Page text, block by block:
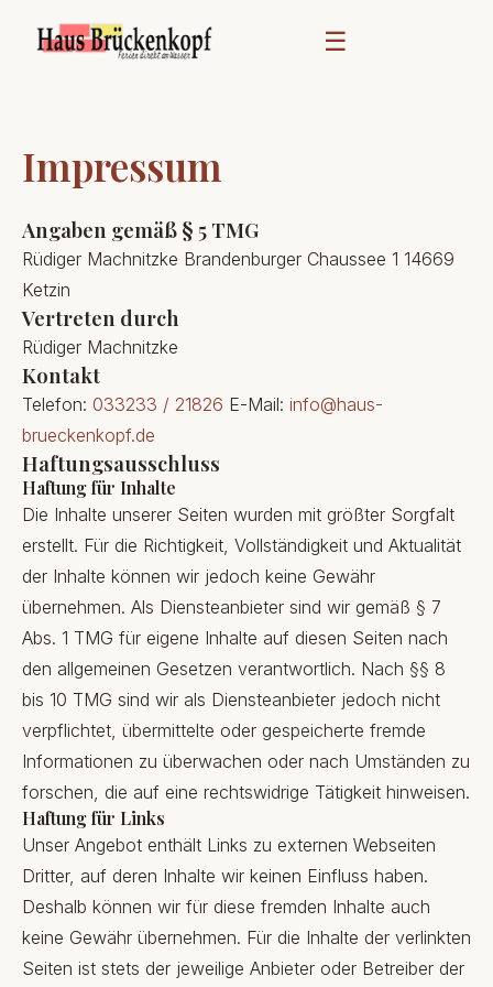
☰
Impressum
Angaben gemäß § 5 TMG
Rüdiger Machnitzke Brandenburger Chaussee 1 14669
Ketzin
Vertreten durch
Rüdiger Machnitzke
Kontakt
Telefon: 033233 / 21826 E-Mail: info@haus-
brueckenkopf.de
Haftungsausschluss
Haftung für Inhalte
Die Inhalte unserer Seiten wurden mit größter Sorgfalt
erstellt. Für die Richtigkeit, Vollständigkeit und Aktualität
der Inhalte können wir jedoch keine Gewähr
übernehmen. Als Diensteanbieter sind wir gemäß § 7
Abs. 1 TMG für eigene Inhalte auf diesen Seiten nach
den allgemeinen Gesetzen verantwortlich. Nach §§ 8
bis 10 TMG sind wir als Diensteanbieter jedoch nicht
verpflichtet, übermittelte oder gespeicherte fremde
Informationen zu überwachen oder nach Umständen zu
forschen, die auf eine rechtswidrige Tätigkeit hinweisen.
Haftung für Links
Unser Angebot enthält Links zu externen Webseiten
Dritter, auf deren Inhalte wir keinen Einfluss haben.
Deshalb können wir für diese fremden Inhalte auch
keine Gewähr übernehmen. Für die Inhalte der verlinkten
Seiten ist stets der jeweilige Anbieter oder Betreiber der